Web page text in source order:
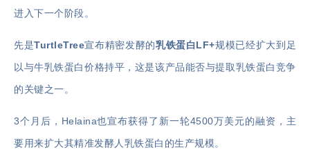
进入下一个阶段。
先是TurtleTree宣布精密发酵的乳铁蛋白LF+规模已经扩大到足
以与牛乳铁蛋白价格持平，这是该产品能否与提取乳铁蛋白竞争
的关键之一。
3个月后，Helaina也宣布获得了新一轮4500万美元的融资，主
要用来扩大其精准发酵人乳铁蛋白的生产规模。